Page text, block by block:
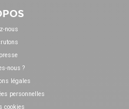
nous
nous ?
légales
personnelles
cookies